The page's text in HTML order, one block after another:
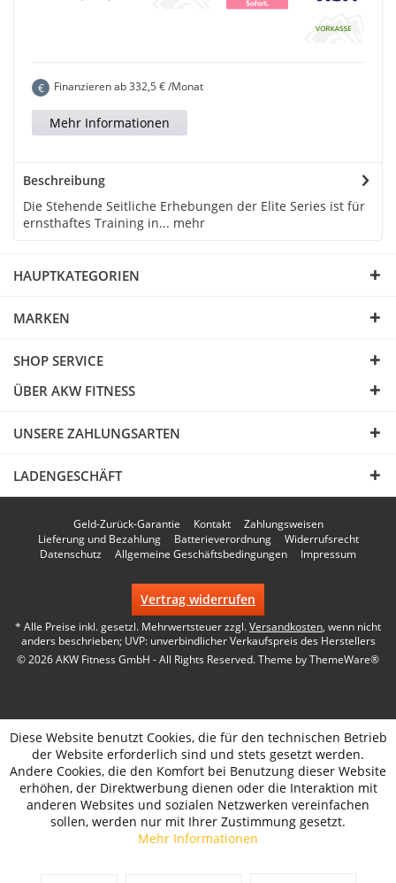
€ Finanzieren ab332,5 € /Monat
Mehr Informationen
Beschreibung
Die Stehende Seitliche Erhebungen der Elite Series ist für
ernsthaftes Training in... mehr
HAUPTKATEGORIEN
MARKEN
SHOP SERVICE
ÜBER AKW FITNESS
UNSERE ZAHLUNGSARTEN
LADENGESCHÄFT
Geld-Zurück-Garantie Kontakt
Zahlungsweisen
Lieferung und Bezahlung
Batterieverordnung
Widerrufsrecht
Datenschutz
Allgemeine Geschäftsbedingungen Impressum
Vertrag widerrufen
* Alle Preise inkl. gesetzl. Mehrwertsteuer zzgl.Versandkosten, wenn nicht
anders beschrieben; UVP: unverbindlicher Verkaufspreis des Herstellers
© 2026 AKW Fitness GmbH - All Rights Reserved. Theme byThemeWare®
Diese Website benutzt Cookies, die für den technischen Betrieb
der Website erforderlich sind und stets gesetzt werden.
Andere Cookies, die den Komfort bei Benutzung dieser Website
erhöhen, der Direktwerbung dienen oder die Interaktion mit
anderen Websites und sozialen Netzwerken vereinfachen
sollen, werden nur mit Ihrer Zustimmung gesetzt.
Mehr Informationen